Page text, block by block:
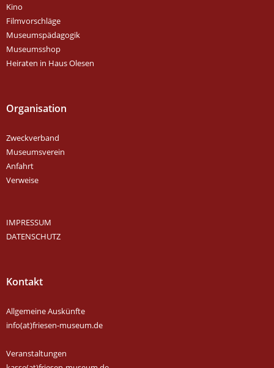
Kino
Filmvorschläge
Museumspädagogik
Museumsshop
Heiraten in Haus Olesen
Organisation
Zweckverband
Museumsverein
Anfahrt
Verweise
IMPRESSUM
DATENSCHUTZ
Kontakt
Allgemeine Auskünfte
info(at)friesen-museum.de
Veranstaltungen